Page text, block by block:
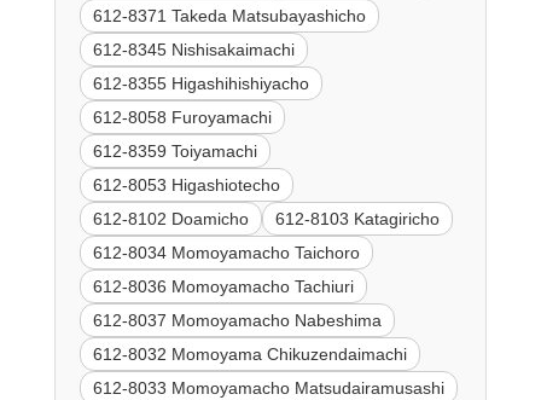
612-8371 Takeda Matsubayashicho
612-8345 Nishisakaimachi
612-8355 Higashihishiyacho
612-8058 Furoyamachi
612-8359 Toiyamachi
612-8053 Higashiotecho
612-8102 Doamicho
612-8103 Katagiricho
612-8034 Momoyamacho Taichoro
612-8036 Momoyamacho Tachiuri
612-8037 Momoyamacho Nabeshima
612-8032 Momoyama Chikuzendaimachi
612-8033 Momoyamacho Matsudairamusashi